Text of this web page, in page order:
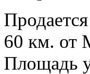
60 км. от
Площадь